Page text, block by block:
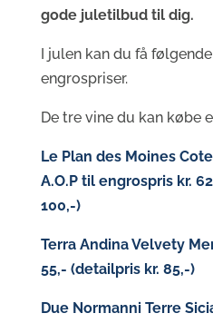
gode juletilbud til dig.
I julen kan du få
engrospriser.
De tre vine du kan købe
Le Plan des Moines
A.O.P til engrospris kr.
100,-)
Terra Andina Velvety
55,- (detailpris kr. 85,-)
Due Normanni Terre